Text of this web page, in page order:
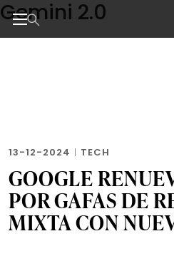
Skip
to
the
Gemini 2.0
13-12-2024 | TECH
GOOGLE
POR GAFAS DE
MIXTA CON